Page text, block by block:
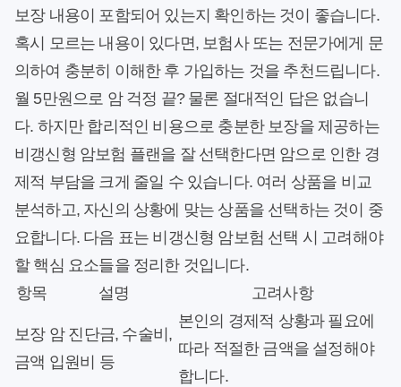
보장 내용이 포함되어 있는지 확인하는 것이 좋습니다.
혹시 모르는 내용이 있다면, 보험사 또는 전문가에게 문
의하여 충분히 이해한 후 가입하는 것을 추천드립니다.
월 5만원으로 암 걱정 끝? 물론 절대적인 답은 없습니
다. 하지만 합리적인 비용으로 충분한 보장을 제공하는
비갱신형 암보험 플랜을 잘 선택한다면 암으로 인한 경
제적 부담을 크게 줄일 수 있습니다. 여러 상품을 비교
분석하고, 자신의 상황에 맞는 상품을 선택하는 것이 중
요합니다. 다음 표는 비갱신형 암보험 선택 시 고려해야
할 핵심 요소들을 정리한 것입니다.
항목
설명 고려사항
보장
금액
암 진단금, 수술비,
입원비 등
본인의 경제적 상황과 필요에
따라 적절한 금액을 설정해야
합니다.